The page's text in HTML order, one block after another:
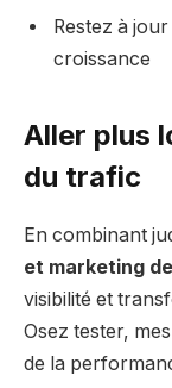
Restez à
croissance
Aller plus
du trafic
En combinant
et marketing
visibilité et
Osez tester,
de la